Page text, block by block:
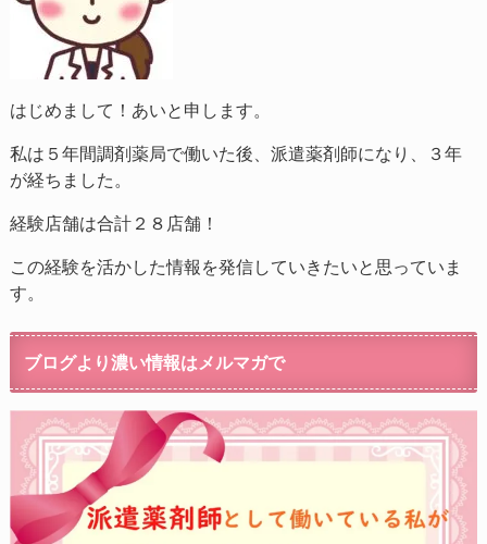
はじめまして！あいと申します。
私は５年間調剤薬局で働いた後、派遣薬剤師になり、３年
が経ちました。
経験店舗は合計２８店舗！
この経験を活かした情報を発信していきたいと思っていま
す。
ブログより濃い情報はメルマガで